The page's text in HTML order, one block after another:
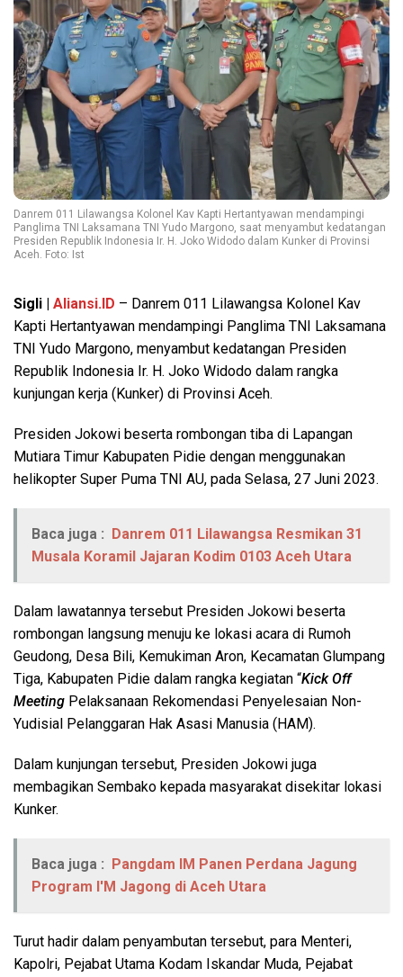
Danrem 011 Lilawangsa Kolonel Kav Kapti Hertantyawan mendampingi
Panglima TNI Laksamana TNI Yudo Margono, saat menyambut kedatangan
Presiden Republik Indonesia Ir. H. Joko Widodo dalam Kunker di Provinsi
Aceh. Foto: Ist
Sigli | Aliansi.ID – Danrem 011 Lilawangsa Kolonel Kav
Kapti Hertantyawan mendampingi Panglima TNI Laksamana
TNI Yudo Margono, menyambut kedatangan Presiden
Republik Indonesia Ir. H. Joko Widodo dalam rangka
kunjungan kerja (Kunker) di Provinsi Aceh.
Presiden Jokowi beserta rombongan tiba di Lapangan
Mutiara Timur Kabupaten Pidie dengan menggunakan
helikopter Super Puma TNI AU, pada Selasa, 27 Juni 2023.
Baca juga :
Danrem 011 Lilawangsa Resmikan 31
Musala Koramil Jajaran Kodim 0103 Aceh Utara
Dalam lawatannya tersebut Presiden Jokowi beserta
rombongan langsung menuju ke lokasi acara di Rumoh
Geudong, Desa Bili, Kemukiman Aron, Kecamatan Glumpang
Tiga, Kabupaten Pidie dalam rangka kegiatan “Kick Off
Meeting Pelaksanaan Rekomendasi Penyelesaian Non-
Yudisial Pelanggaran Hak Asasi Manusia (HAM).
Dalam kunjungan tersebut, Presiden Jokowi juga
membagikan Sembako kepada masyarakat disekitar lokasi
Kunker.
Baca juga :
Pangdam IM Panen Perdana Jagung
Program I'M Jagong di Aceh Utara
Turut hadir dalam penyambutan tersebut, para Menteri,
Kapolri, Pejabat Utama Kodam Iskandar Muda, Pejabat